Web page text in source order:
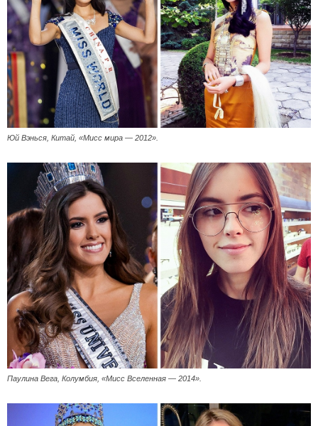
Юй Вэнься, Китай, «Мисс мира — 2012».
Паулина Вега, Колумбия, «Мисс Вселенная — 2014».